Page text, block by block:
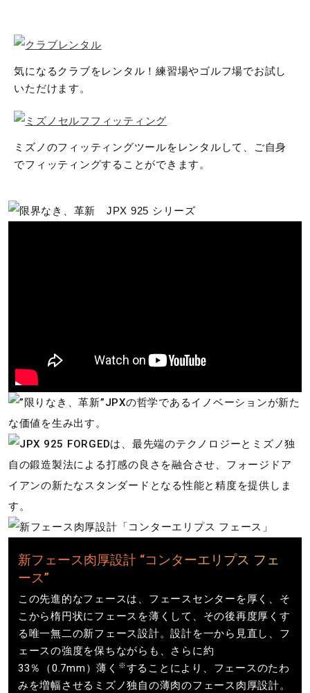
気になるクラブをレンタル！練習場やゴルフ場でお試し
いただけます。
ミズノのフィッティングツールをレンタルして、ご自身
でフィッティングすることができます。
新フェース肉厚設計 “コンターエリプス フェ
ース”
この先進的なフェースは、フェースセンターを厚く、そ
こから楕円状にフェースを薄くして、その後再度厚くす
る唯一無二の新フェース設計。設計を一から見直し、フ
ェースの強度を保ちながらも、さらに約
33％（0.7mm）薄く ※することにより、フェースのたわ
みを増幅させるミズノ独自の薄肉のフェース肉厚設計。